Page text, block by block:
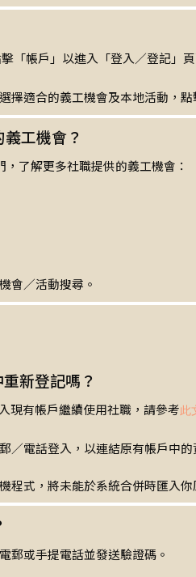
擊「帳戶」以進入「登入／登記
擇適合的義工機會及本地活動，
工機會？
了解更多社職提供的義工機會：
會／活動搜尋。
新登記嗎？
現有帳戶繼續使用社職，請參考此
／電話登入，以連結原有帳戶中
程式，將未能於系統合併時匯入你
郵或手提電話並發送驗證碼。